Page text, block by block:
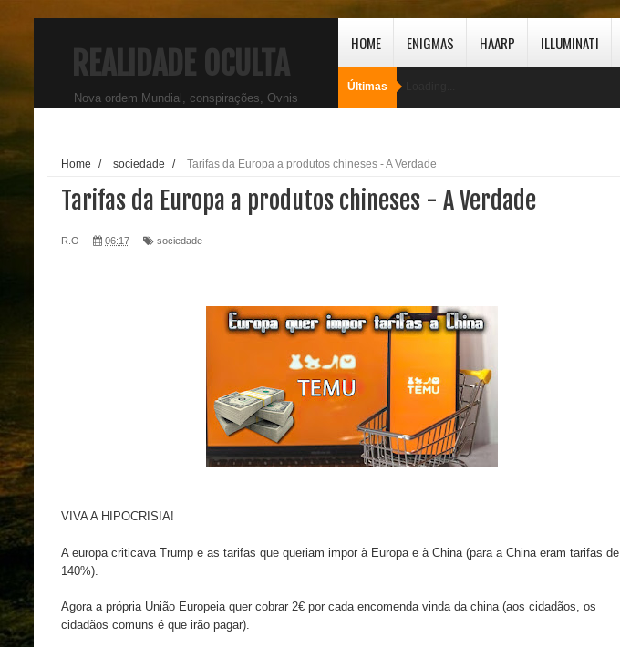
REALIDADE OCULTA
Nova ordem Mundial, conspirações, Ovnis
HOME ENIGMAS HAARP ILLUMINATI
Últimas
Home / sociedade / Tarifas da Europa a produtos chineses - A Verdade
Tarifas da Europa a produtos chineses - A Verdade
R.O 06:17 sociedade
VIVA A HIPOCRISIA!
A europa criticava Trump e as tarifas que queriam impor à Europa e à China (para a China eram tarifas de
140%).
Agora a própria União Europeia quer cobrar 2€ por cada encomenda vinda da china (aos cidadãos, os
cidadãos comuns é que irão pagar).